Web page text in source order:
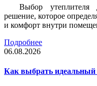
Выбор
решение, которое
и комфорт внутри
Подробнее
06.08.2026
Как выбрать идеальный